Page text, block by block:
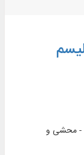
- محشی و